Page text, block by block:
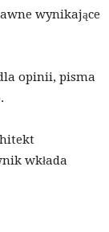
wynikające
opinii, pisma
wkłada